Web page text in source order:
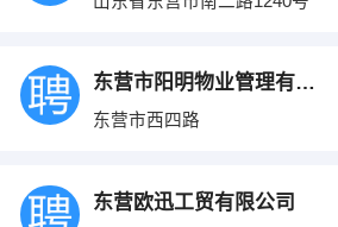
东营市阳明物业管理有限责任公司
东营市西四路
东营欧迅工贸有限公司